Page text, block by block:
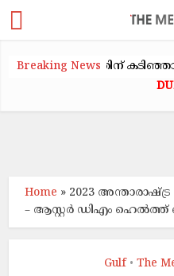
Breaking News
Home » 2023
– ആസ്റ്റര്‍ ഡിഎം ഹെല്‍ത്ത്
Gulf • The